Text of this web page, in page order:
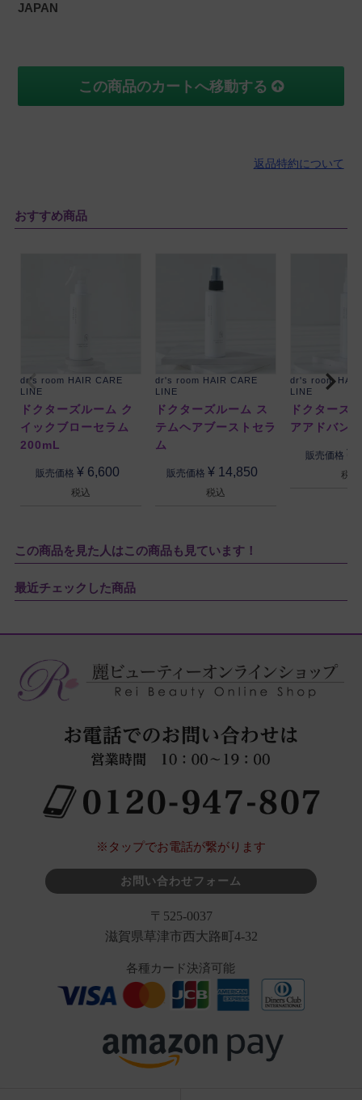
JAPAN
この商品のカートへ移動する
返品特約について
おすすめ商品
dr's room HAIR CARE
LINE
ドクターズルーム ク
イックブローセラム
200mL
販売価格 ¥ 6,600
税込
dr's room HAIR CARE
LINE
ドクターズルーム ス
テムヘアブーストセラ
ム
販売価格 ¥ 14,850
税込
dr's room
LINE
ドクターズ
アアドバン
販売価格 ¥
税込
この商品を見た人はこの商品も見ています！
最近チェックした商品
※タップでお電話が繋がります
お問い合わせフォーム
〒525-0037
滋賀県草津市西大路町4-32
各種カード決済可能